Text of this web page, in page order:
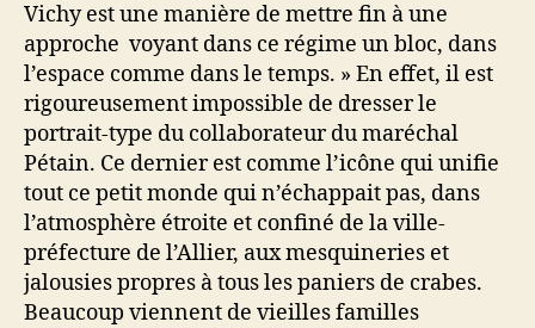
Vichy est une manière de mettre fin à une
approche voyant dans ce régime un bloc, dans
l’espace comme dans le temps. » En effet, il est
rigoureusement impossible de dresser le
portrait-type du collaborateur du maréchal
Pétain. Ce dernier est comme l’icône qui unifie
tout ce petit monde qui n’échappait pas, dans
l’atmosphère étroite et confiné de la ville-
préfecture de l’Allier, aux mesquineries et
jalousies propres à tous les paniers de crabes.
Beaucoup viennent de vieilles familles